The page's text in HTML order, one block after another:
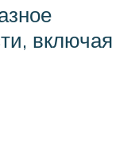
включая